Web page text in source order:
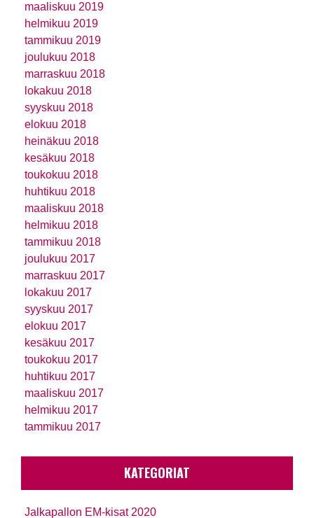
maaliskuu 2019
helmikuu 2019
tammikuu 2019
joulukuu 2018
marraskuu 2018
lokakuu 2018
syyskuu 2018
elokuu 2018
heinäkuu 2018
kesäkuu 2018
toukokuu 2018
huhtikuu 2018
maaliskuu 2018
helmikuu 2018
tammikuu 2018
joulukuu 2017
marraskuu 2017
lokakuu 2017
syyskuu 2017
elokuu 2017
kesäkuu 2017
toukokuu 2017
huhtikuu 2017
maaliskuu 2017
helmikuu 2017
tammikuu 2017
KATEGORIAT
Jalkapallon EM-kisat 2020